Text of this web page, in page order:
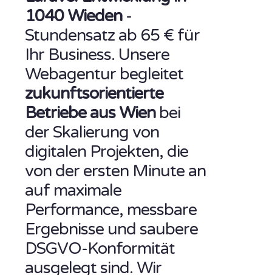
1040 Wieden-
Stundensatz ab 65 € für
Ihr Business. Unsere
Webagentur begleitet
zukunftsorientierte
Betriebe aus Wienbei
der Skalierung von
digitalen Projekten, die
von der ersten Minute an
auf maximale
Performance, messbare
Ergebnisse und saubere
DSGVO-Konformität
ausgelegt sind. Wir